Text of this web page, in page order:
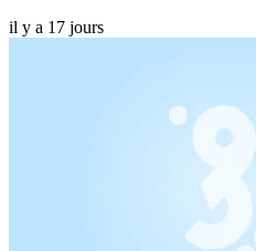
il y a 17 jours